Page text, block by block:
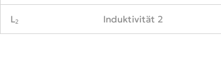
L₂ Induktivität 2